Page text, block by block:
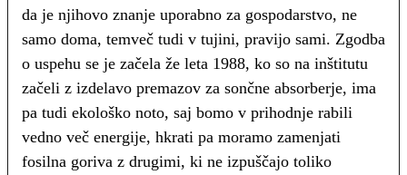
da je njihovo znanje uporabno za gospodarstvo, ne
samo doma, temveč tudi v tujini, pravijo sami. Zgodba
o uspehu se je začela že leta 1988, ko so na inštitutu
začeli z izdelavo premazov za sončne absorberje, ima
pa tudi ekološko noto, saj bomo v prihodnje rabili
vedno več energije, hkrati pa moramo zamenjati
fosilna goriva z drugimi, ki ne izpuščajo toliko